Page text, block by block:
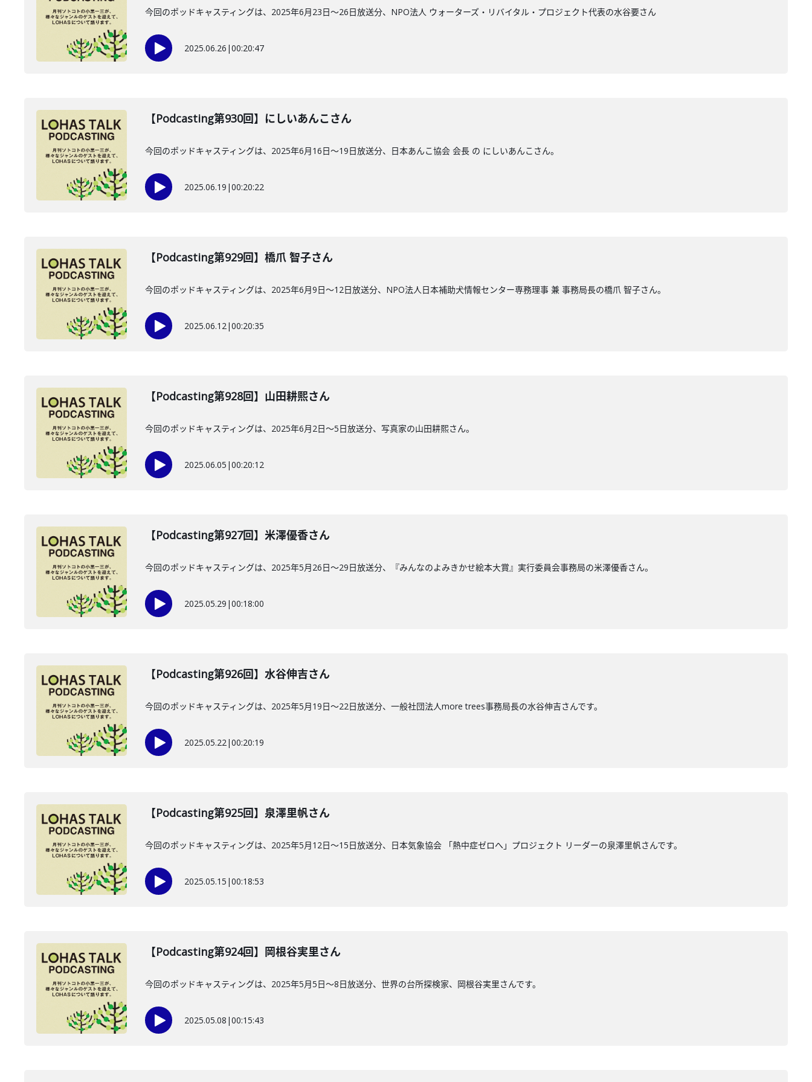
今回のポッドキャスティングは、2025年6月23日〜26日放送分、NPO法人 ウォーターズ・リバイタル・プロジェクト代表の水谷要さん
2025.06.26 |00:20:47
【Podcasting第930回】にしいあんこさん
今回のポッドキャスティングは、2025年6月16日〜19日放送分、日本あんこ協会 会長 の にしいあんこさん。
2025.06.19 |00:20:22
【Podcasting第929回】橋爪 智子さん
今回のポッドキャスティングは、2025年6月9日〜12日放送分、NPO法人日本補助犬情報センター専務理事 兼 事務局長の橋爪 智子さん。
2025.06.12|00:20:35
【Podcasting第928回】山田耕熙さん
今回のポッドキャスティングは、2025年6月2日〜5日放送分、写真家の山田耕熙さん。
2025.06.05 |00:20:12
【Podcasting第927回】米澤優香さん
今回のポッドキャスティングは、2025年5月26日〜29日放送分、『みんなのよみきかせ絵本大賞』実行委員会事務局の米澤優香さん。
2025.05.29 |00:18:00
【Podcasting第926回】水谷伸吉さん
今回のポッドキャスティングは、2025年5月19日〜22日放送分、一般社団法人more trees事務局長の水谷伸吉さんです。
2025.05.22|00:20:19
【Podcasting第925回】泉澤里帆さん
今回のポッドキャスティングは、2025年5月12日〜15日放送分、日本気象協会 「熱中症ゼロへ」プロジェクト リーダーの泉澤里帆さんです。
2025.05.15 |00:18:53
【Podcasting第924回】岡根谷実里さん
今回のポッドキャスティングは、2025年5月5日～8日放送分、世界の台所探検家、岡根谷実里さんです。
2025.05.08 |00:15:43